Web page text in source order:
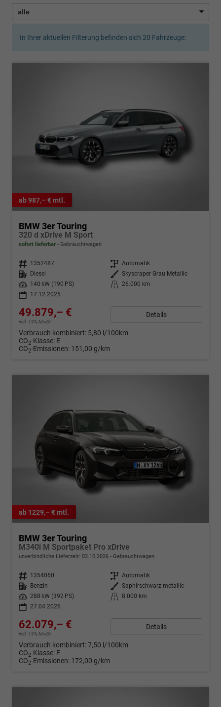
In Ihrer aktuellen Filterung befinden sich 20 Fahrzeuge:
ab 987,– € mtl.
BMW 3er Touring
320 d xDrive M Sport
sofort lieferbar Gebrauchtwagen
Fahrzeugnr. 1352487 Getriebe Automatik
Kraftstoff
Diesel Außenfarbe Skyscraper Grau Metallic
Leistung
140 kW (190 PS) Kilometerstand
26.000 km
17.12.2025
49.879,– €
incl. 19% MwSt.
Details
Verbrauch kombiniert: 5,80 l/100km
CO2-Klasse: E
CO2-Emissionen: 151,00 g/km
ab 1229,– € mtl.
BMW 3er Touring
M340i M Sportpaket Pro xDrive
unverbindliche Lieferzeit: 03.10.2026 Gebrauchtwagen
Fahrzeugnr. 1354060 Getriebe Automatik
Kraftstoff
Benzin Außenfarbe Saphirschwarz metallic
Leistung
288 kW (392 PS) Kilometerstand
8.000 km
27.04.2026
62.079,– €
incl. 19% MwSt.
Details
Verbrauch kombiniert:7,50 l/100km
CO2-Klasse: F
CO2-Emissionen: 172,00 g/km